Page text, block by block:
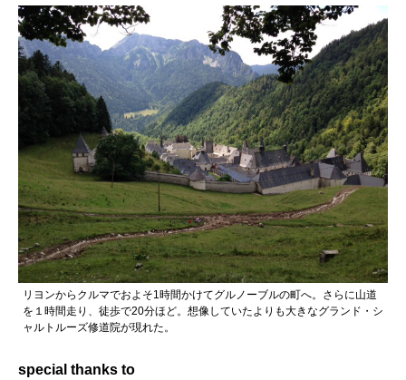
リヨンからクルマでおよそ1時間かけてグルノーブルの町へ。さらに山道
を１時間走り、徒歩で20分ほど。想像していたよりも大きなグランド・シ
ャルトルーズ修道院が現れた。
special thanks to